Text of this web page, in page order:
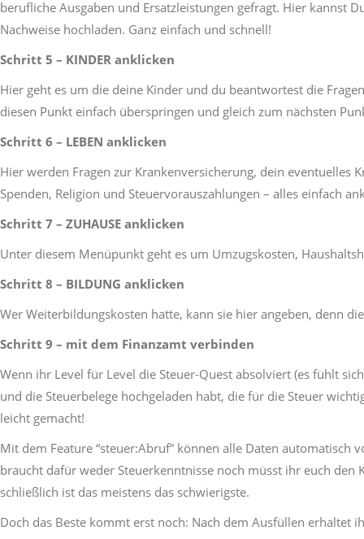
berufliche Ausgaben und Ersatzleistungen gefragt. Hier kannst
Nachweise hochladen. Ganz einfach und schnell!
Schritt 5 – KINDER anklicken
Hier geht es um die deine Kinder und du beantwortest die
diesen Punkt einfach überspringen und gleich zum nächsten
Schritt 6 – LEBEN anklicken
Hier werden Fragen zur Krankenversicherung, dein eventuelles
Spenden, Religion und Steuervorauszahlungen – alles einfach
Schritt 7 – ZUHAUSE anklicken
Unter diesem Menüpunkt geht es um Umzugskosten,
Schritt 8 – BILDUNG anklicken
Wer Weiterbildungskosten hatte, kann sie hier angeben, denn
Schritt 9 – mit dem Finanzamt verbinden
Wenn ihr Level für Level die Steuer-Quest absolviert (es fühlt
und die Steuerbelege hochgeladen habt, die für die Steuer
leicht gemacht!
Mit dem Feature “steuer:Abruf” können alle Daten
braucht dafür weder Steuerkenntnisse noch müsst ihr euch
schließlich ist das meistens das schwierigste.
Doch das Beste kommt erst noch: Nach dem Ausfüllen